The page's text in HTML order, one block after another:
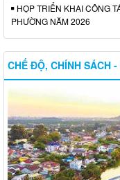
HỌP TRIỂN KHAI CÔNG
PHƯỜNG NĂM 2026
CHẾ ĐỘ, CHÍNH SÁCH